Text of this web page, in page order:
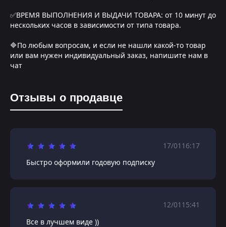
✅ВРЕМЯ ВЫПОЛНЕНИЯ И ВЫДАЧИ ТОВАРА: от 10 минут до
нескольких часов в зависимости от типа товара.
🔷По любым вопросам, и если не нашли какой-то товар
или вам нужен индивидуальный заказ, напишите нам в
чат
Отзывы о продавце
17/01 16:17
Быстро оформили годовую подписку
12/01 15:41
Все в лучшем виде ))